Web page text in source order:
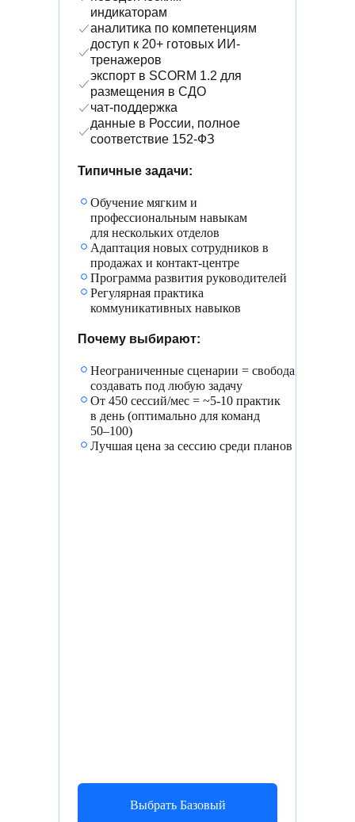
индикаторам
аналитика по компетенциям
доступ к 20+ готовых ИИ-
тренажеров
экспорт в SCORM 1.2 для
размещения в СДО
чат-поддержка
данные в России, полное
соответствие 152-ФЗ
Типичные задачи:
Обучение мягким и
профессиональным навыкам
для нескольких отделов
Адаптация новых сотрудников в
продажах и контакт-центре
Программа развития руководителей
Регулярная практика
коммуникативных навыков
Почему выбирают:
Неограниченные сценарии = свобода
создавать под любую задачу
От 450 сессий/мес = ~5-10 практик
в день (оптимально для команд
50–100)
Лучшая цена за сессию среди планов
Выбрать Базовый